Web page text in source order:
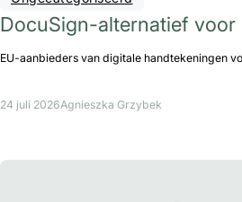
DocuSign-alternatief voor
EU-aanbieders van digitale handtekeningen
24 juli 2026Agnieszka Grzybek